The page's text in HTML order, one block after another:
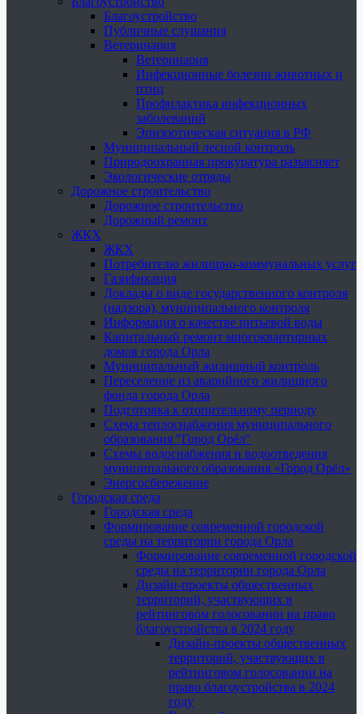
Благоустройство
Публичные слушания
Ветеринария
Ветеринария
Инфекционные болезни животных и
птиц
Профилактика инфекционных
заболеваний
Эпизоотическая ситуация в РФ
Муниципальный лесной контроль
Природоохранная прокуратура разъясняет
Экологические отряды
Дорожное строительство
Дорожное строительство
Дорожный ремонт
ЖКХ
ЖКХ
Потребителю жилищно-коммунальных услуг
Газификация
Доклады о виде государственного контроля
(надзора), муниципального контроля
Информация о качестве питьевой воды
Капитальный ремонт многоквартирных
домов города Орла
Муниципальный жилищный контроль
Переселение из аварийного жилищного
фонда города Орла
Подготовка к отопительному периоду
Схема теплоснабжения муниципального
образования "Город Орёл"
Схемы водоснабжения и водоотведения
муниципального образования «Город Орёл»
Энергосбережение
Городская среда
Городская среда
Формирование современной городской
среды на территории города Орла
Формирование современной городской
среды на территории города Орла
Дизайн-проекты общественных
территорий, участвующих в
рейтинговом голосовании на право
благоустройства в 2024 году
Дизайн-проекты общественных
территорий, участвующих в
рейтинговом голосовании на
право благоустройства в 2024
году